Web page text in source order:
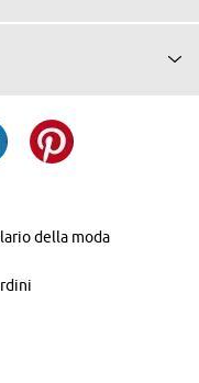
della moda